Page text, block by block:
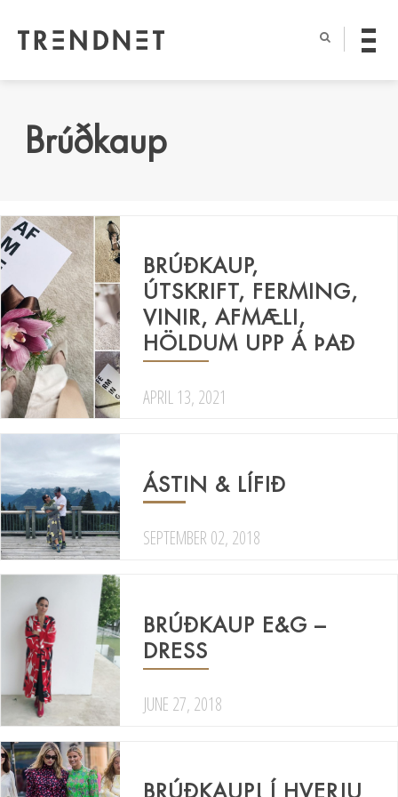
Brúðkaup
BRÚÐKAUP,
ÚTSKRIFT, FERMING,
VINIR, AFMÆLI,
HÖLDUM UPP Á ÞAÐ
APRIL 13, 2021
ÁSTIN & LÍFIÐ
SEPTEMBER 02, 2018
BRÚÐKAUP E&G –
DRESS
JUNE 27, 2018
BRÚÐKAUP! Í HVERJU